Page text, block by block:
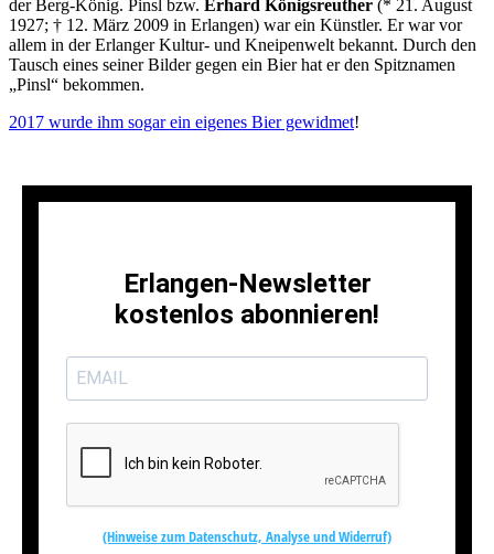
der Berg-König. Pinsl bzw. Erhard Königsreuther (* 21. August
1927; † 12. März 2009 in Erlangen) war ein Künstler. Er war vor
allem in der Erlanger Kultur- und Kneipenwelt bekannt. Durch den
Tausch eines seiner Bilder gegen ein Bier hat er den Spitznamen
„Pinsl“ bekommen.
2017 wurde ihm sogar ein eigenes Bier gewidmet!
Erlangen-Newsletter
kostenlos abonnieren!
(Hinweise zum Datenschutz, Analyse und Widerruf)